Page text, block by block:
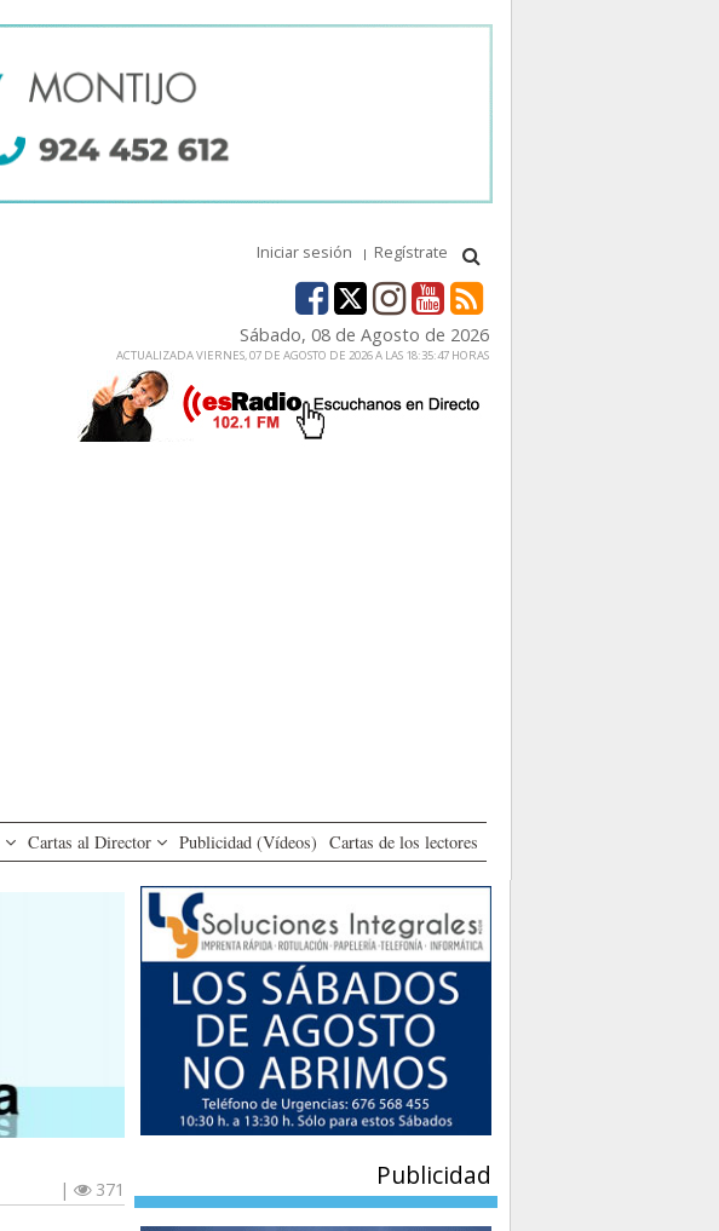
Iniciar sesión Regístrate
Sábado, 08 de Agosto de 2026
ACTUALIZADA VIERNES, 07 DE AGOSTO DE 2026 A LAS 18:35:47 HORAS
Cartas al Director Publicidad (Vídeos) Cartas de los lectores
|
371
Publicidad